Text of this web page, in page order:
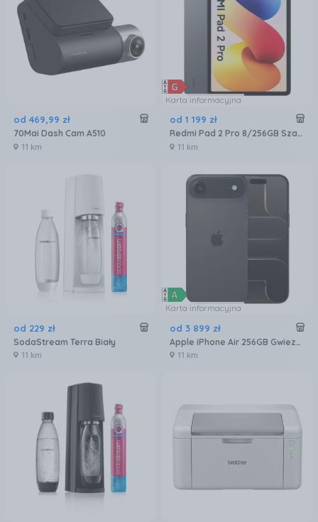
od 469,99 zł
70Mai Dash Cam A510
11 km
Karta informacyjna
od 1 199 zł
Redmi Pad 2 Pro 8/256GB Szary
11 km
od 229 zł
SodaStream Terra Biały
11 km
Karta informacyjna
od 3 899 zł
Apple iPhone Air 256GB Gwiezdna czerń
11 km